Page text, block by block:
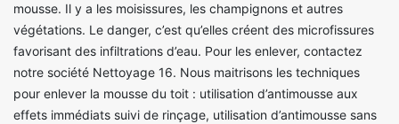
mousse. Il y a les moisissures, les champignons et autres
végétations. Le danger, c’est qu’elles créent des microfissures
favorisant des infiltrations d’eau. Pour les enlever, contactez
notre société Nettoyage 16. Nous maitrisons les techniques
pour enlever la mousse du toit : utilisation d’antimousse aux
effets immédiats suivi de rinçage, utilisation d’antimousse sans